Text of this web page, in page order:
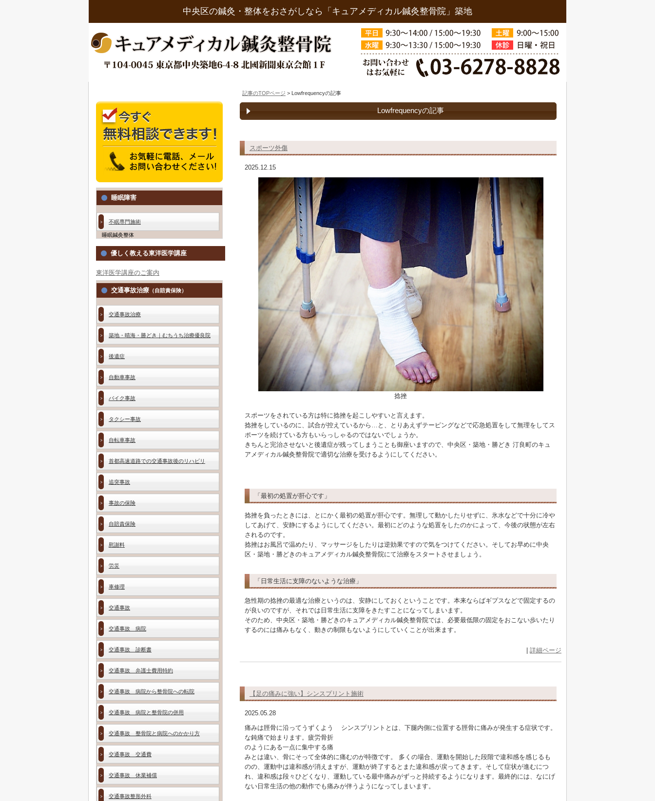
中央区の鍼灸・整体をおさがしなら「キュアメディカル鍼灸整骨院」築地
記事のTOPページ > Lowfrequencyの記事
Lowfrequencyの記事
スポーツ外傷
2025.12.15
捻挫
スポーツをされている方は特に捻挫を起こしやすいと言えます。
捻挫をしているのに、試合が控えているから…と、とりあえずテーピングなどで応急処置をして無理をしてス
ポーツを続けている方もいらっしゃるのではないでしょうか。
きちんと完治させないと後遺症が残ってしまうことも御座いますので、中央区・築地・勝どき 汀良町のキュ
アメディカル鍼灸整骨院で適切な治療を受けるようにしてください。
「最初の処置が肝心です」
捻挫を負ったときには、とにかく最初の処置が肝心です。無理して動かしたりせずに、氷水などで十分に冷や
してあげて、安静にするようにしてください。最初にどのような処置をしたのかによって、今後の状態が左右
されるのです。
捻挫はお風呂で温めたり、マッサージをしたりは逆効果ですので気をつけてください。そしてお早めに中央
区・築地・勝どきのキュアメディカル鍼灸整骨院にて治療をスタートさせましょう。
「日常生活に支障のないような治療」
急性期の捻挫の最適な治療というのは、安静にしておくということです。本来ならばギプスなどで固定するの
が良いのですが、それでは日常生活に支障をきたすことになってしまいます。
そのため、中央区・築地・勝どきのキュアメディカル鍼灸整骨院では、必要最低限の固定をおこない歩いたり
するのには痛みもなく、動きの制限もないようにしていくことが出来ます。
| 詳細ページ
【足の痛みに強い】シンスプリント施術
2025.05.28
シンスプリントとは、下腿内側に位置する脛骨に痛みが発生する症状です。
痛みは脛骨に沿ってうずくよう
な鈍痛で始まります。疲労骨折
のようにある一点に集中する痛
みとは違い、骨にそって全体的に痛むのが特徴です。 多くの場合、運動を開始した段階で違和感を感じるも
のの、運動中は違和感が消えますが、運動が終了するとまた違和感が戻ってきます。そして症状が進むにつ
れ、違和感は段々ひどくなり、運動している最中痛みがずっと持続するようになります。最終的には、なにげ
ない日常生活の他の動作でも痛みが伴うようになってしまいます。
睡眠障害
不眠専門施術
睡眠鍼灸整体
優しく教える東洋医学講座
東洋医学講座のご案内
交通事故治療 （自賠責保険）
交通事故治療
築地・晴海・勝どき｜むちうち治療優良院
後遺症
自動車事故
バイク事故
タクシー事故
自転車事故
首都高速道路での交通事故後のリハビリ
追突事故
事故の保険
自賠責保険
慰謝料
労災
車修理
交通事故
交通事故 病院
交通事故 診断書
交通事故 弁護士費用特約
交通事故 病院から整骨院への転院
交通事故 病院と整骨院の併用
交通事故 整骨院と病院へのかかり方
交通事故 交通費
交通事故 休業補償
交通事故整形外科